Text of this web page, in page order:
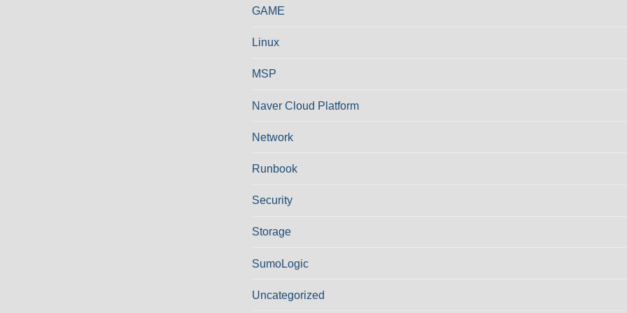
GAME
Linux
MSP
Naver Cloud Platform
Network
Runbook
Security
Storage
SumoLogic
Uncategorized